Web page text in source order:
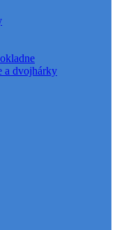
a dvojhárky